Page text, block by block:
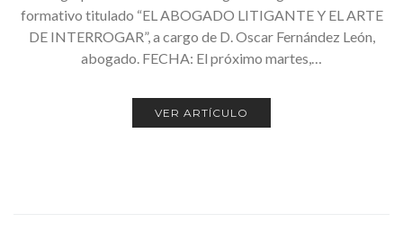
formativo titulado “EL ABOGADO LITIGANTE Y EL ARTE
DE INTERROGAR”, a cargo de D. Oscar Fernández León,
abogado. FECHA: El próximo martes,…
VER ARTÍCULO